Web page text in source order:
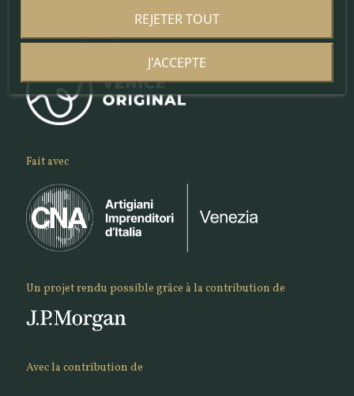
Venice Original ©
Fait avec
Un projet rendu possible grâce à la contribution de
Avec la contribution de
REJETER TOUT
J'ACCEPTE